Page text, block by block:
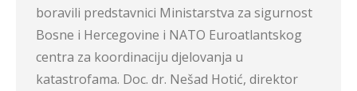
boravili predstavnici Ministarstva za sigurnost
Bosne i Hercegovine i NATO Euroatlantskog
centra za koordinaciju djelovanja u
katastrofama. Doc. dr. Nešad Hotić, direktor